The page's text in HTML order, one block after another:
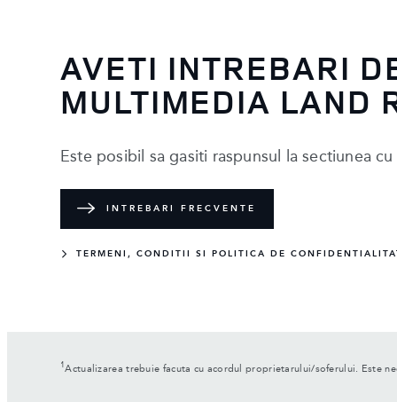
AVETI INTREBARI
MULTIMEDIA LAND
Este posibil sa gasiti raspunsul la sectiunea
INTREBARI FRECVENTE
TERMENI, CONDITII SI POLITICA DE
1 Actualizarea trebuie facuta cu acordul proprietarului/soferului. Este